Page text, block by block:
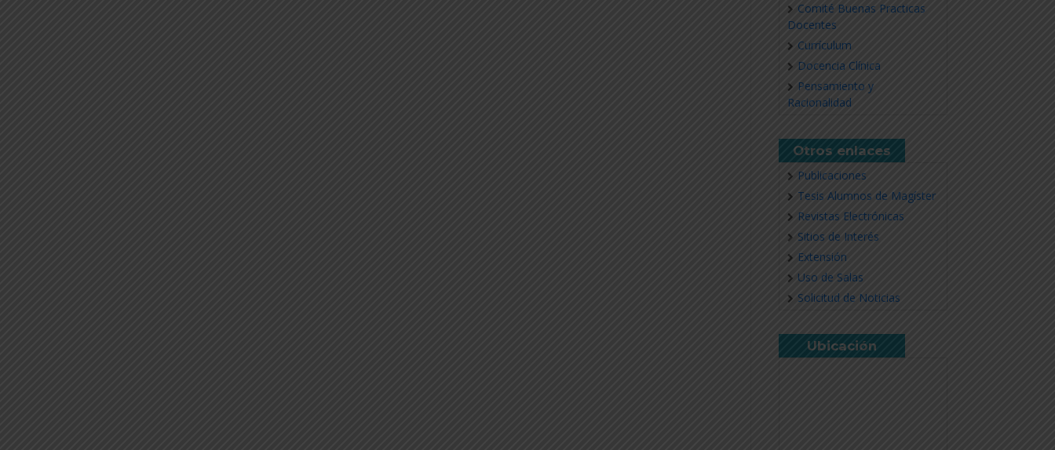
Comité Buenas Practicas
Docentes
Currículum
Docencia Clínica
Pensamiento y
Racionalidad
Otros enlaces
Publicaciones
Tesis Alumnos de Magíster
Revistas Electrónicas
Sitios de Interés
Extensión
Uso de Salas
Solicitud de Noticias
Ubicación